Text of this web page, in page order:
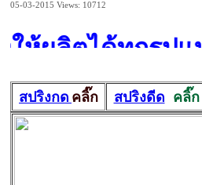
05-03-2015 Views: 10712
ผลิตได้ทุกรูปแบบ
สปริงกด คลิ๊ก สปริงดีด คลิ๊ก